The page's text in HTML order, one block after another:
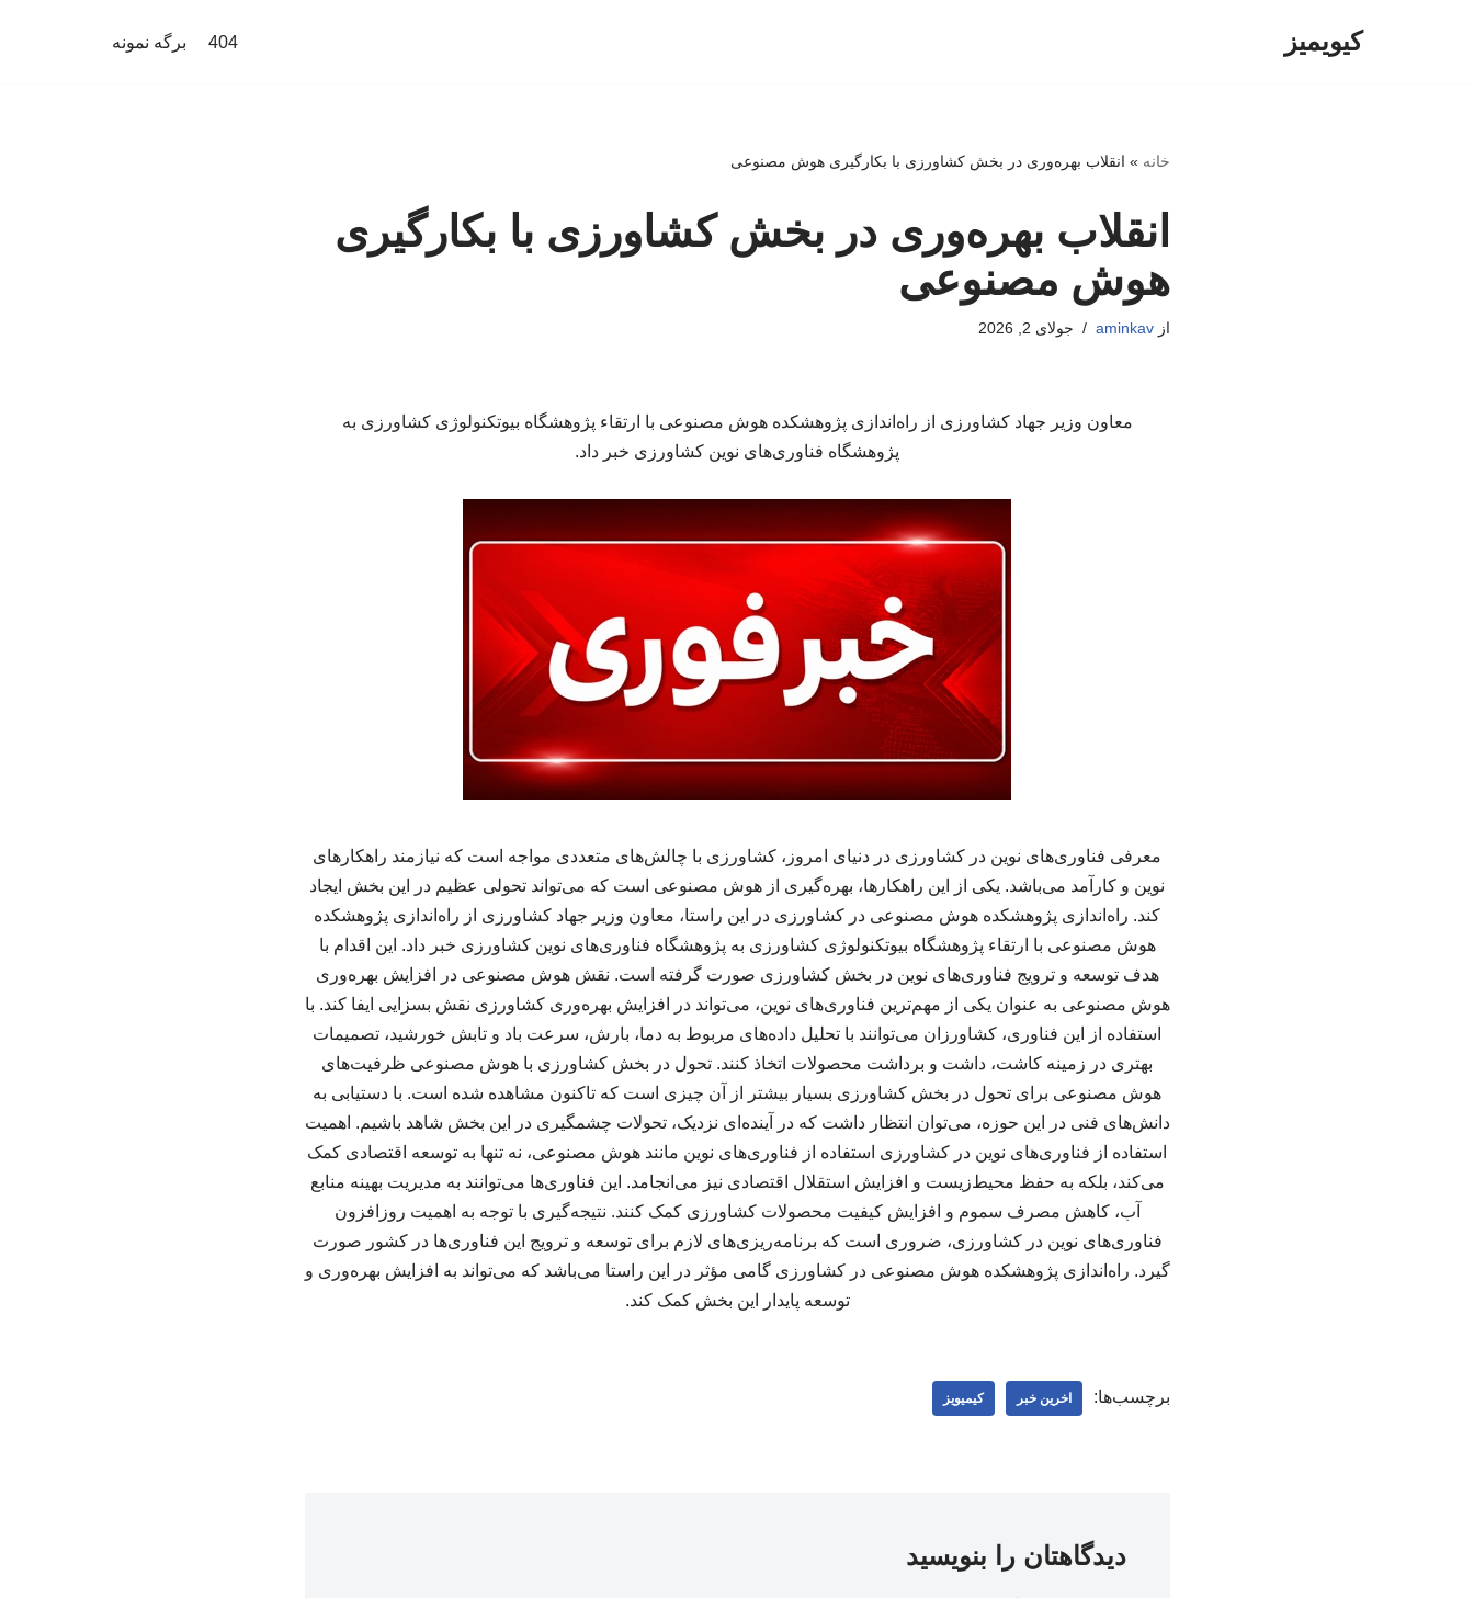
کیویمیز 404 برگه نمونه
خانه » انقلاب بهره‌وری در بخش کشاورزی با بکارگیری هوش مصنوعی
انقلاب بهره‌وری در بخش کشاورزی با بکارگیری
هوش مصنوعی
ازaminkav جولای 2, 2026
معاون وزیر جهاد کشاورزی از راه‌اندازی پژوهشکده هوش مصنوعی با ارتقاء پژوهشگاه بیوتکنولوژی کشاورزی به
پژوهشگاه فناوری‌های نوین کشاورزی خبر داد.
معرفی فناوری‌های نوین در کشاورزی در دنیای امروز، کشاورزی با چالش‌های متعددی مواجه است که نیازمند راهکارهای
نوین و کارآمد می‌باشد. یکی از این راهکارها، بهره‌گیری از هوش مصنوعی است که می‌تواند تحولی عظیم در این بخش ایجاد
کند. راه‌اندازی پژوهشکده هوش مصنوعی در کشاورزی در این راستا، معاون وزیر جهاد کشاورزی از راه‌اندازی پژوهشکده
هوش مصنوعی با ارتقاء پژوهشگاه بیوتکنولوژی کشاورزی به پژوهشگاه فناوری‌های نوین کشاورزی خبر داد. این اقدام با
هدف توسعه و ترویج فناوری‌های نوین در بخش کشاورزی صورت گرفته است. نقش هوش مصنوعی در افزایش بهره‌وری
هوش مصنوعی به عنوان یکی از مهم‌ترین فناوری‌های نوین، می‌تواند در افزایش بهره‌وری کشاورزی نقش بسزایی ایفا کند. با
استفاده از این فناوری، کشاورزان می‌توانند با تحلیل داده‌های مربوط به دما، بارش، سرعت باد و تابش خورشید، تصمیمات
بهتری در زمینه کاشت، داشت و برداشت محصولات اتخاذ کنند. تحول در بخش کشاورزی با هوش مصنوعی ظرفیت‌های
هوش مصنوعی برای تحول در بخش کشاورزی بسیار بیشتر از آن چیزی است که تاکنون مشاهده شده است. با دستیابی به
دانش‌های فنی در این حوزه، می‌توان انتظار داشت که در آینده‌ای نزدیک، تحولات چشمگیری در این بخش شاهد باشیم. اهمیت
استفاده از فناوری‌های نوین در کشاورزی استفاده از فناوری‌های نوین مانند هوش مصنوعی، نه تنها به توسعه اقتصادی کمک
می‌کند، بلکه به حفظ محیط‌زیست و افزایش استقلال اقتصادی نیز می‌انجامد. این فناوری‌ها می‌توانند به مدیریت بهینه منابع
آب، کاهش مصرف سموم و افزایش کیفیت محصولات کشاورزی کمک کنند. نتیجه‌گیری با توجه به اهمیت روزافزون
فناوری‌های نوین در کشاورزی، ضروری است که برنامه‌ریزی‌های لازم برای توسعه و ترویج این فناوری‌ها در کشور صورت
گیرد. راه‌اندازی پژوهشکده هوش مصنوعی در کشاورزی گامی مؤثر در این راستا می‌باشد که می‌تواند به افزایش بهره‌وری و
توسعه پایدار این بخش کمک کند.
برچسب‌ها: اخرین خبر کیمیویز
دیدگاهتان را بنویسید